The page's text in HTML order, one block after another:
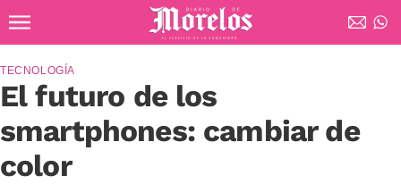
Diario de Morelos
El futuro de los
smartphones: cambiar de
color
TECNOLOGÍA